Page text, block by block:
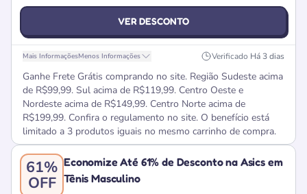
VER DESCONTO
Mais InformaçõesMenos Informações Verificado Há 3 dias
Ganhe Frete Grátis comprando no site. Região Sudeste acima
de R$99,99. Sul acima de R$119,99. Centro Oeste e
Nordeste acima de R$149,99. Centro Norte acima de
R$199,99. Confira o regulamento no site. O benefício está
limitado a 3 produtos iguais no mesmo carrinho de compra.
61%
OFF
Economize Até 61% de Desconto na Asics em
Tênis Masculino